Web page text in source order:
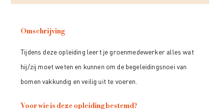
Omschrijving
Tijdens deze opleiding leert je groenmedewerker alles wat
hij/zij moet weten en kunnen om de begeleidingsnoei van
bomen vakkundig en veilig uit te voeren.
Voor wie is deze opleiding bestemd?